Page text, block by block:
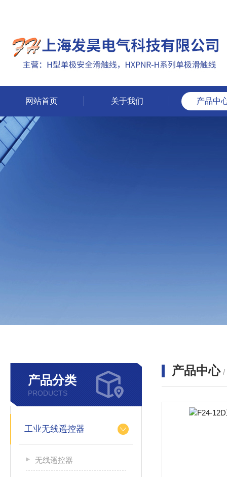
网站首页 关于我们 产品中
产品分类
PRODUCTS
工业无线遥控器
无线遥控器
产品中心 /